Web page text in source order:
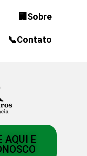
🏢Sobre
📞Contato
AQUI E